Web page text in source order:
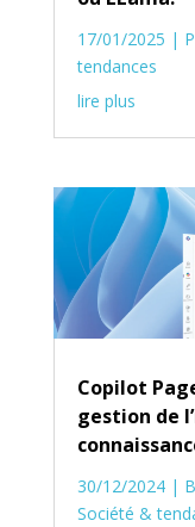
17/01/2025 |
tendances
lire plus
Copilot
gestion de
30/12/2024|
Société &